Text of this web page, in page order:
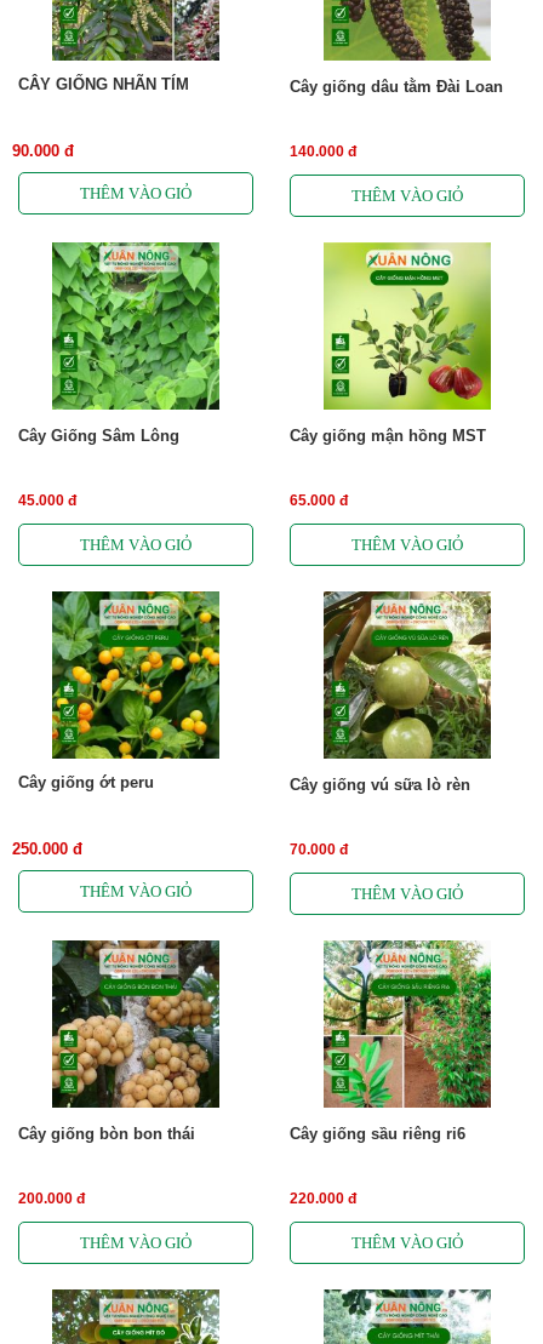
CÂY GIỐNG NHÃN TÍM
90.000 đ
Cây giống dâu tằm Đài Loan
140.000 đ
Cây Giống Sâm Lông
45.000 đ
Cây giống mận hồng MST
65.000 đ
Cây giống ớt peru
250.000 đ
Cây giống vú sữa lò rèn
70.000 đ
Cây giống bòn bon thái
200.000 đ
Cây giống sầu riêng ri6
220.000 đ